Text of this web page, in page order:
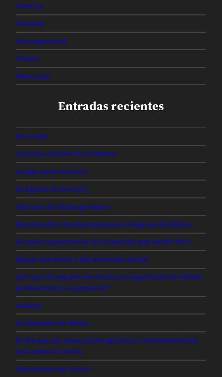
Tiernos
Tutorial
Uncategorized
Videos
Webcomic
Entradas recientes
De vuelta
Canción al dolor de olvidarte
La liga de los feos (2)
La liga de los feos (1)
Glosario de chilanguismos
Bienvenido y muchas gracias en lenguas de México
La mala organización de la marcha gay del DF 2013
Mapas del metro y del metrobús del DF
¿Por qué el registro de título y la expedición de cédula
profesional no es gratuito?
Amigos
Los fandubs de Netza
El día que me vean así me agarran a cachetadas hasta
que entre en razón
Canciones a mi novio